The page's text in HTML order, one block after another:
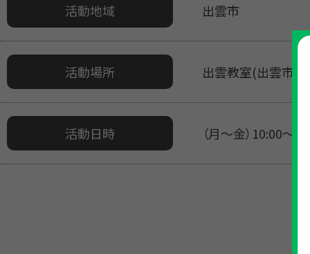
活動地域 出雲市
活動場所 出雲教室(出雲市
活動日時 （月～金）10:00